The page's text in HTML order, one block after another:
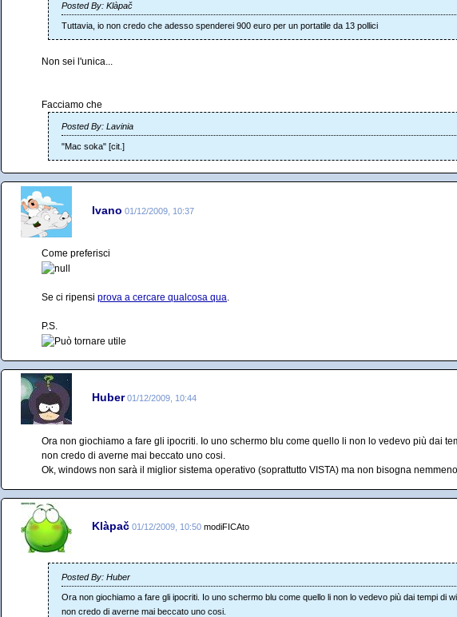
Posted By: Klàpač
Tuttavia, io non credo che adesso spenderei 900 euro per un portatile da 13 pollici
Non sei l'unica...
Facciamo che
Posted By: Lavinia
"Mac soka" [cit.]
Ivano 01/12/2009, 10:37
Come preferisci
Se ci ripensi prova a cercare qualcosa qua.
P.S.
Huber 01/12/2009, 10:44
Ora non giochiamo a fare gli ipocriti. Io uno schermo blu come quello li non lo vedevo più dai
non credo di averne mai beccato uno cosi.
Ok, windows non sarà il miglior sistema operativo (soprattutto VISTA) ma non bisogna
Klàpač 01/12/2009, 10:50 modiFICAto
Posted By: Huber
Ora non giochiamo a fare gli ipocriti. Io uno schermo blu come quello li non lo vedevo più dai tempi di
non credo di averne mai beccato uno cosi.